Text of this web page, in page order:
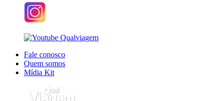
Fale conosco
Quem somos
Mídia Kit